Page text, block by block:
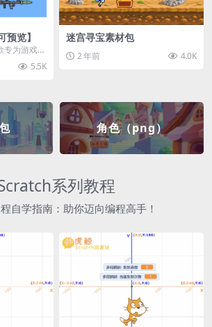
预览】
专为游戏开
包，包含
5.5K
迷宫寻宝素材包
2 年前 4.0K
角色（png）
系列教程
自学指南：助你迈向编程高手！